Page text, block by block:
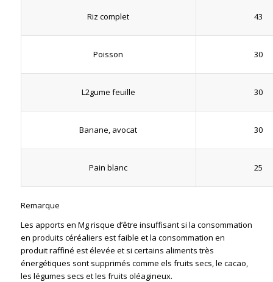
Riz complet 43
Poisson 30
L2gume feuille 30
Banane, avocat 30
Pain blanc 25
Remarque
Les apports en Mg risque d’être insuffisant si la consommation
en produits céréaliers est faible et la consommation en
produit raffiné est élevée et si certains aliments très
énergétiques sont supprimés comme els fruits secs, le cacao,
les légumes secs et les fruits oléagineux.